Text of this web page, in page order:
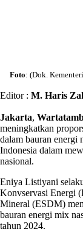
Foto: (Dok.
Editor : M. Haris
Jakarta,
meningkatkan
dalam bauran energi
Indonesia dalam
nasional.
Eniya Listiyani
Konvservasi Energi
Mineral (ESDM)
bauran energi mix
tahun 2024.